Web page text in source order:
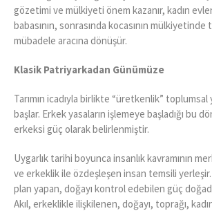
gözetimi ve mülkiyeti önem kazanır, kadın
babasının, sonrasında kocasının
mübadele aracına dönüşür.
Klasik Patriyarkadan Günümüze
Tarımın icadıyla birlikte “üretkenlik”
başlar. Erkek yasaların işlemeye başladığı bu
erkeksi güç olarak belirlenmiştir.
Uygarlık tarihi boyunca insanlık kavramının
ve erkeklik ile özdeşleşen insan temsili
plan yapan, doğayı kontrol edebilen güç
Akıl, erkeklikle ilişkilenen, doğayı, toprağı,